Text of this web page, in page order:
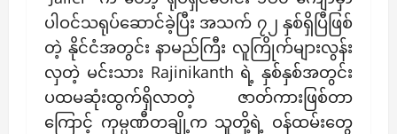
ပါဝင်သရုပ်ဆောင်ခဲ့ပြီး အသက် ၇၂ နှစ်ရှိပြီဖြစ်
တဲ့ နိုင်ငံအတွင်း နာမည်ကြီး လူကြိုက်များလွန်း
လှတဲ့ မင်းသား Rajinikanth ရဲ့ နှစ်နှစ်အတွင်း
ပထမဆုံးထွက်ရှိလာတဲ့ ဇာတ်ကားဖြစ်တာ
ကြောင့် ကုမ္ပဏီတချို့က သူတို့ရဲ့ ဝန်ထမ်းတွေ